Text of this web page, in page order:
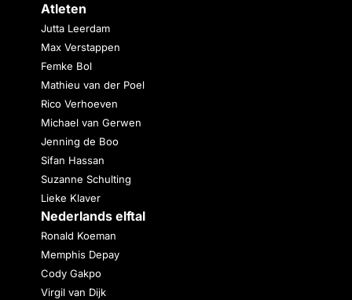
Atleten
Jutta Leerdam
Max Verstappen
Femke Bol
Mathieu van der Poel
Rico Verhoeven
Michael van Gerwen
Jenning de Boo
Sifan Hassan
Suzanne Schulting
Lieke Klaver
Nederlands elftal
Ronald Koeman
Memphis Depay
Cody Gakpo
Virgil van Dijk